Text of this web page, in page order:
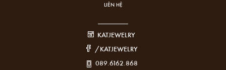
LIÊN HỆ
KATJEWELRY
/KATJEWELRY
089.6162.868